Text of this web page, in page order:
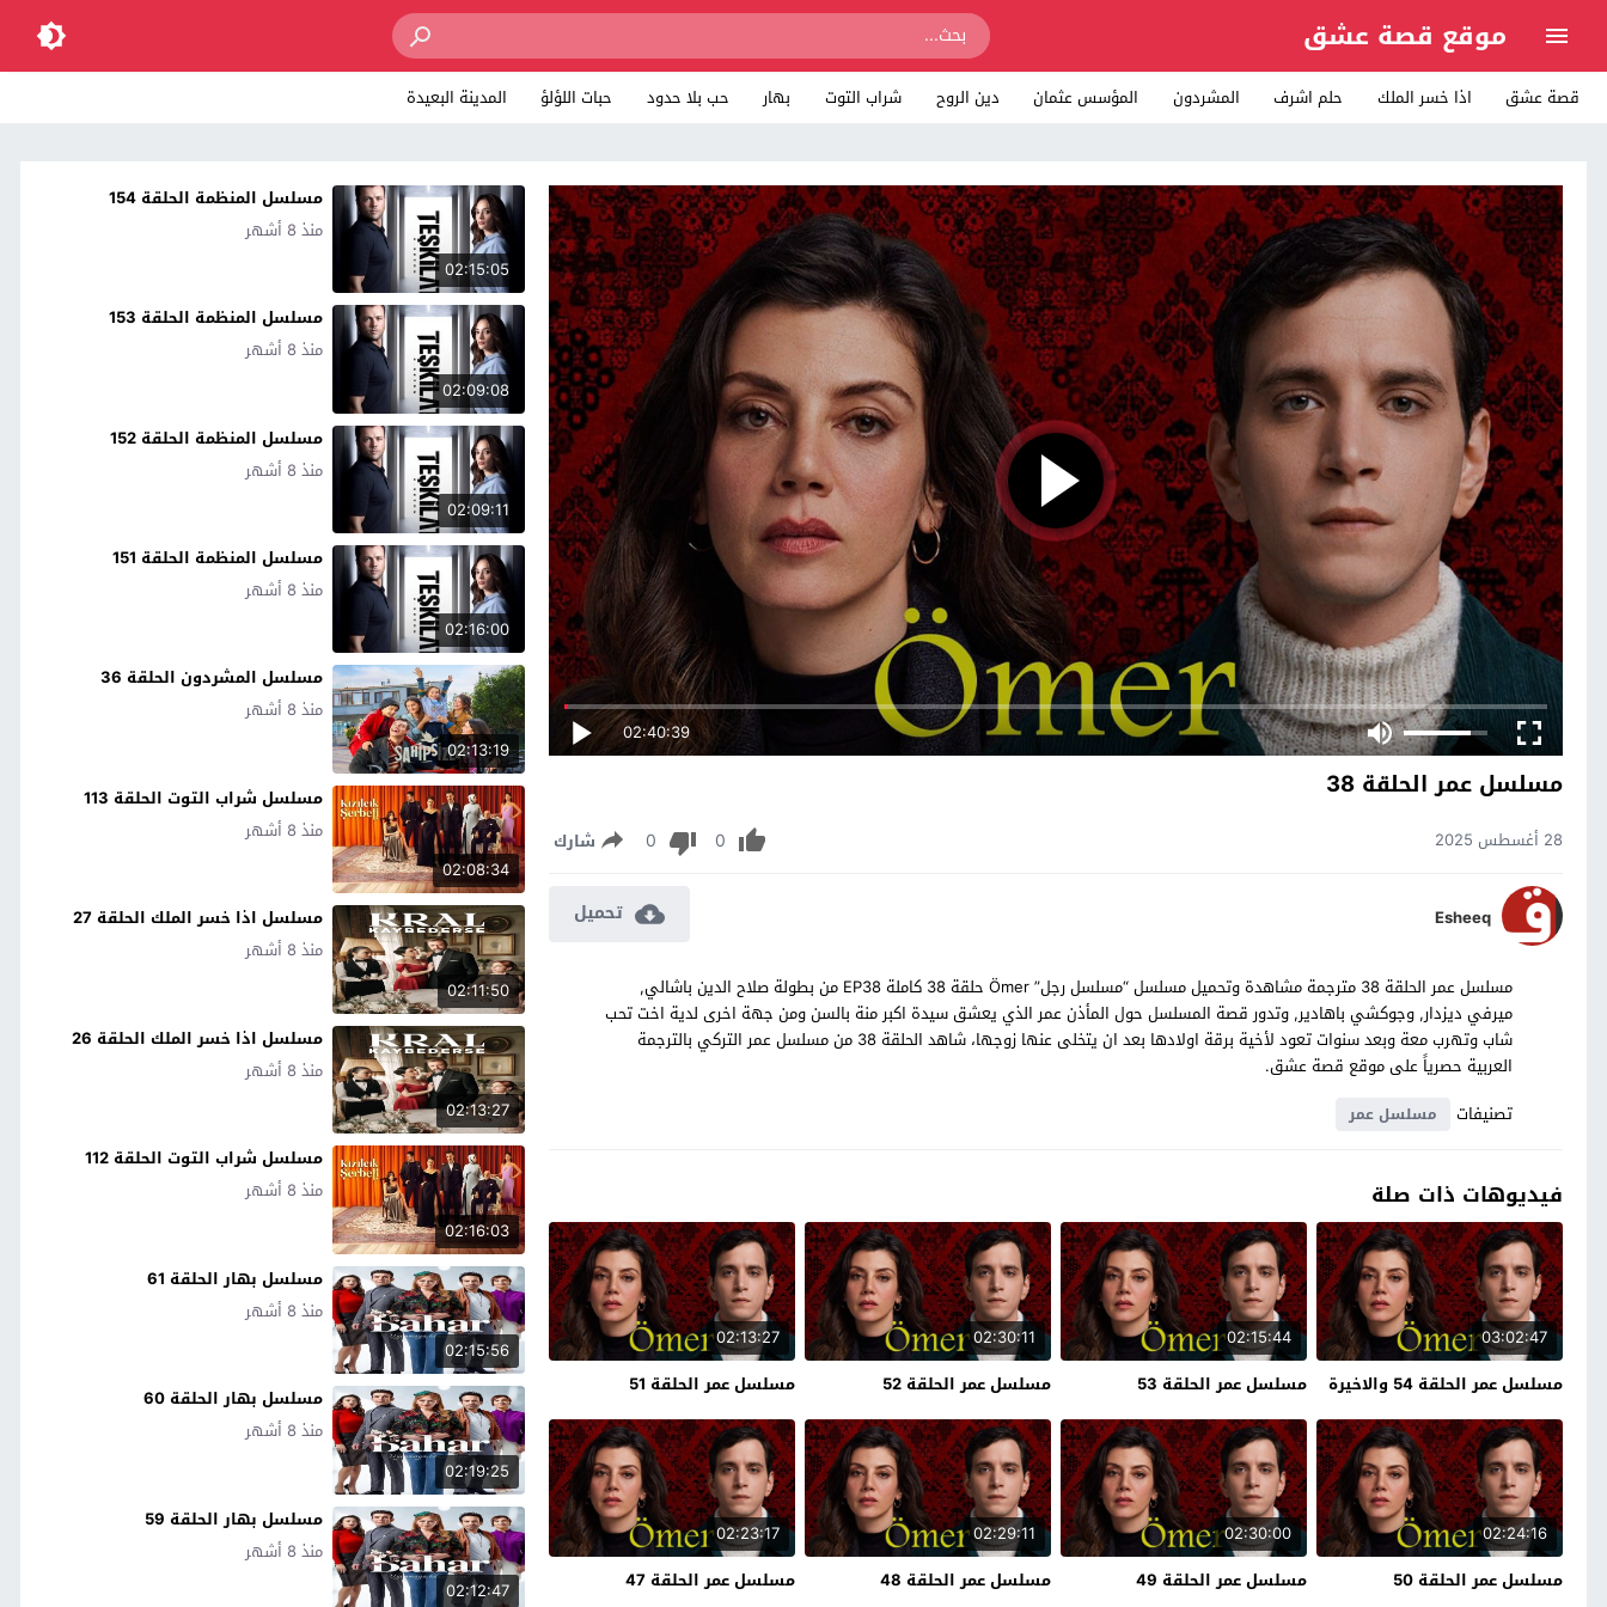
موقع قصة عشق
قصة عشق اذا خسر الملك حلم اشرف المشردون المؤسس عثمان دين الروح شراب التوت بهار حب بلا حدود حبات اللؤلؤ المدينة البعيدة
02:40:39
مسلسل عمر الحلقة 38
28 أغسطس 2025 0
0 شارك
Esheeq تحميل
مسلسل عمر الحلقة 38 مترجمة مشاهدة وتحميل مسلسل “مسلسل رجل” Ömer حلقة 38 كاملة EP38 من بطولة صلاح الدين باشالي,
ميرفي ديزدار, وجوكشي باهادير, وتدور قصة المسلسل حول المأذن عمر الذي يعشق سيدة اكبر منة بالسن ومن جهة اخرى لدية اخت تحب
شاب وتهرب معة وبعد سنوات تعود لأخية برقة اولادها بعد ان يتخلى عنها زوجها، شاهد الحلقة 38 من مسلسل عمر التركي بالترجمة
العربية حصرياً على موقع قصة عشق.
تصنيفات
مسلسل عمر
فيديوهات ذات صلة
03:02:47
مسلسل عمر الحلقة 54 والاخيرة
02:15:44
مسلسل عمر الحلقة 53
02:30:11
مسلسل عمر الحلقة 52
02:13:27
مسلسل عمر الحلقة 51
02:24:16
مسلسل عمر الحلقة 50
02:30:00
مسلسل عمر الحلقة 49
02:29:11
مسلسل عمر الحلقة 48
02:23:17
مسلسل عمر الحلقة 47
02:15:05
مسلسل المنظمة الحلقة 154
منذ 8 أشهر
02:09:08
مسلسل المنظمة الحلقة 153
منذ 8 أشهر
02:09:11
مسلسل المنظمة الحلقة 152
منذ 8 أشهر
02:16:00
مسلسل المنظمة الحلقة 151
منذ 8 أشهر
02:13:19
مسلسل المشردون الحلقة 36
منذ 8 أشهر
02:08:34
مسلسل شراب التوت الحلقة 113
منذ 8 أشهر
02:11:50
مسلسل اذا خسر الملك الحلقة 27
منذ 8 أشهر
02:13:27
مسلسل اذا خسر الملك الحلقة 26
منذ 8 أشهر
02:16:03
مسلسل شراب التوت الحلقة 112
منذ 8 أشهر
02:15:56
مسلسل بهار الحلقة 61
منذ 8 أشهر
02:19:25
مسلسل بهار الحلقة 60
منذ 8 أشهر
02:12:47
مسلسل بهار الحلقة 59
منذ 8 أشهر